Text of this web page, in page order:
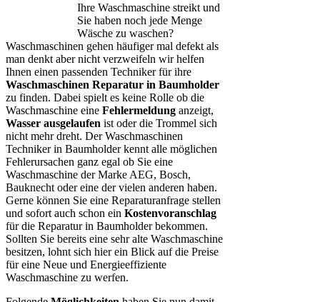
Ihre Waschmaschine streikt und
Sie haben noch jede Menge
Wäsche zu waschen?
Waschmaschinen gehen häufiger mal defekt als
man denkt aber nicht verzweifeln wir helfen
Ihnen einen passenden Techniker für ihre
Waschmaschinen Reparatur in Baumholder
zu finden. Dabei spielt es keine Rolle ob die
Waschmaschine eine Fehlermeldung anzeigt,
Wasser ausgelaufen ist oder die Trommel sich
nicht mehr dreht. Der Waschmaschinen
Techniker in Baumholder kennt alle möglichen
Fehlerursachen ganz egal ob Sie eine
Waschmaschine der Marke AEG, Bosch,
Bauknecht oder eine der vielen anderen haben.
Gerne können Sie eine Reparaturanfrage stellen
und sofort auch schon ein Kostenvoranschlag
für die Reparatur in Baumholder bekommen.
Sollten Sie bereits eine sehr alte Waschmaschine
besitzen, lohnt sich hier ein Blick auf die Preise
für eine Neue und Energieeffiziente
Waschmaschine zu werfen.